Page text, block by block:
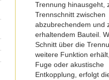
Trennung hinausgeht,
Trennschnitt zwischen
abzubrechendem und
erhaltendem Bauteil.
Schnitt über die
weitere Funktion
Fuge oder akustische
Entkopplung, erfolgt